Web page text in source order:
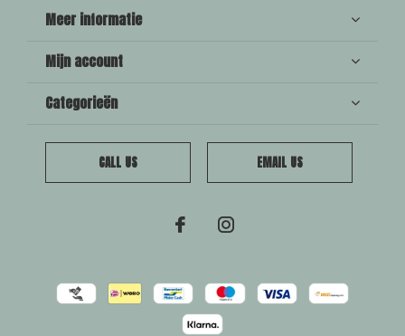
Meer informatie
Mijn account
Categorieën
CALL US EMAIL US